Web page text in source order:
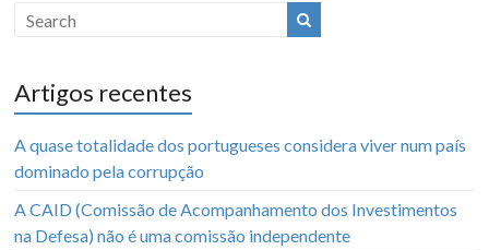
Artigos recentes
A quase totalidade dos portugueses considera viver num país
dominado pela corrupção
A CAID (Comissão de Acompanhamento dos Investimentos
na Defesa) não é uma comissão independente